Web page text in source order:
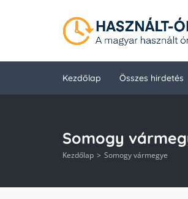
Kezdőlap Összes hirdetés
Somogy
Kezdőlap Somogy vármegye